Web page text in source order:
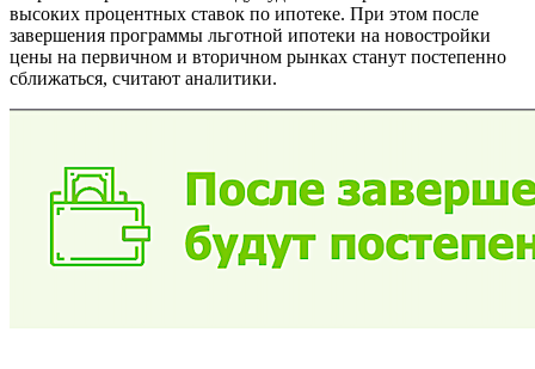
высоких процентных ставок по ипотеке. При этом после
завершения программы льготной ипотеки на новостройки
цены на первичном и вторичном рынках станут постепенно
сближаться, считают аналитики.